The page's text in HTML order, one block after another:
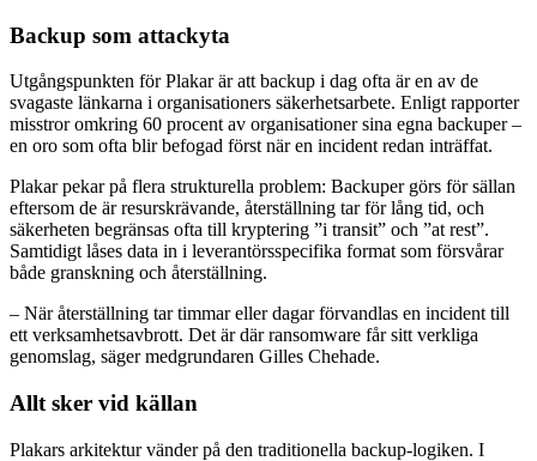
Backup som attackyta
Utgångspunkten för Plakar är att backup i dag ofta är en av de
svagaste länkarna i organisationers säkerhetsarbete. Enligt rapporter
misstror omkring 60 procent av organisationer sina egna backuper –
en oro som ofta blir befogad först när en incident redan inträffat.
Plakar pekar på flera strukturella problem: Backuper görs för sällan
eftersom de är resurskrävande, återställning tar för lång tid, och
säkerheten begränsas ofta till kryptering ”i transit” och ”at rest”.
Samtidigt låses data in i leverantörsspecifika format som försvårar
både granskning och återställning.
– När återställning tar timmar eller dagar förvandlas en incident till
ett verksamhetsavbrott. Det är där ransomware får sitt verkliga
genomslag, säger medgrundaren Gilles Chehade.
Allt sker vid källan
Plakars arkitektur vänder på den traditionella backup-logiken. I